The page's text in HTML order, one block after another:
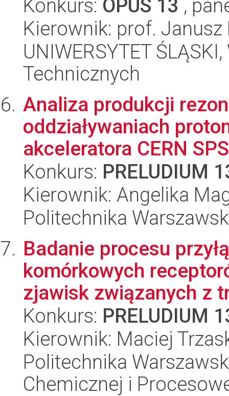
Konkurs: OPUS 13 ,
Kierownik: prof. Janusz
UNIWERSYTET
Technicznych
Analiza produkcji
oddziaływaniach
akceleratora CERN SPS
Konkurs: PRELUDIUM
Kierownik: Angelika
Politechnika
Badanie procesu
komórkowych
zjawisk związanych z
Konkurs: PRELUDIUM
Kierownik: Maciej
Politechnika
Chemicznej i